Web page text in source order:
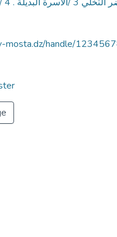
mosta.dz/handle/